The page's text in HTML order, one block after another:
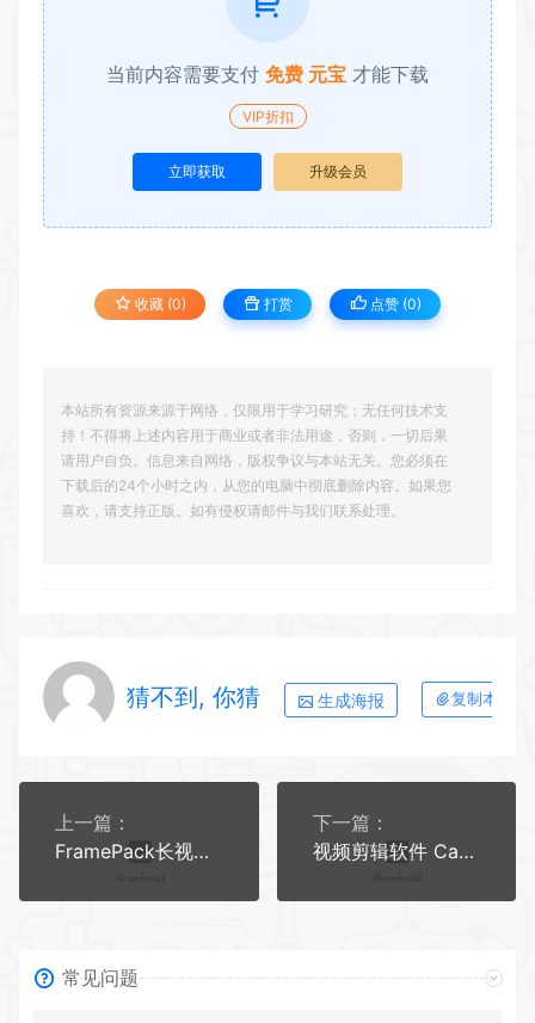
当前内容需要支付 免费 元宝 才能下载
VIP折扣
立即获取 升级会员
收藏 (0) 打赏 点赞 (0)
本站所有资源来源于网络，仅限用于学习研究；无任何技术支
持！不得将上述内容用于商业或者非法用途，否则，一切后果
请用户自负。信息来自网络，版权争议与本站无关。您必须在
下载后的24个小时之内，从您的电脑中彻底删除内容。如果您
喜欢，请支持正版。如有侵权请邮件与我们联系处理。
猜不到, 你猜 生成海报 复制本文链
上一篇：
FramePack长视频生成AI图生视频首尾帧软件中文整合包8G显存畅玩 ...
下一篇：
视频剪辑软件 CapCut 剪映国际版 8.0.1.3366
常见问题